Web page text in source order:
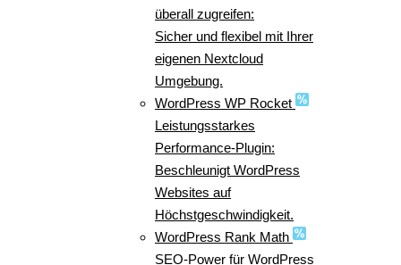
überall zugreifen:
Sicher und flexibel mit Ihrer
eigenen Nextcloud
Umgebung.
WordPress WP Rocket
Leistungsstarkes
Performance-Plugin:
Beschleunigt WordPress
Websites auf
Höchstgeschwindigkeit.
WordPress Rank Math
SEO-Power für WordPress